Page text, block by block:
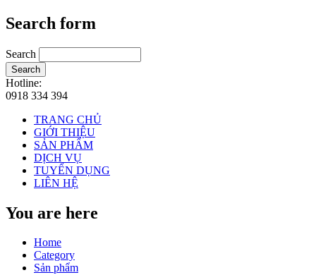
Search form
Search
Search
Hotline:
0918 334 394
TRANG CHỦ
GIỚI THIỆU
SẢN PHẨM
DỊCH VỤ
TUYỂN DỤNG
LIÊN HỆ
You are here
Home
Category
Sản phẩm